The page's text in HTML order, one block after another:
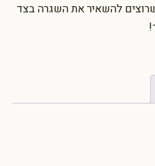
להשאיר את השגרה בצד